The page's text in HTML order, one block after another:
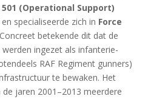
501 (Operational Support)
specialiseerde zich in Force
betekende dit dat de
ingezet als infanterie-
RAF Regiment gunners)
te bewaken. Het
jaren 2001–2013 meerdere